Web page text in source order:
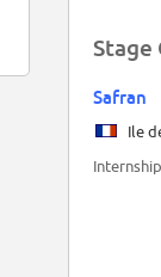
Stage
Safran
Ile